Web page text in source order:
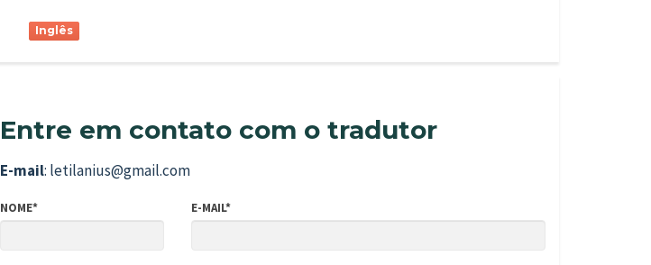
Inglês
Entre em contato com o tradutor
E-mail: letilanius@gmail.com
NOME* E-MAIL*